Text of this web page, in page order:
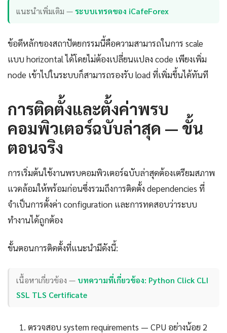
แนะนำเพิ่มเติม —ระบบเทรดของ iCafeForex
ข้อดีหลักของสถาปัตยกรรมนี้คือความสามารถในการ scale
แบบ horizontal ได้โดยไม่ต้องเปลี่ยนแปลง code เพียงเพิ่ม
node เข้าไปในระบบก็สามารถรองรับ load ที่เพิ่มขึ้นได้ทันที
การติดตั้งและตั้งค่าพรบ
คอมพิวเตอร์ฉบับล่าสุด — ขั้น
ตอนจริง
การเริ่มต้นใช้งานพรบคอมพิวเตอร์ฉบับล่าสุดต้องเตรียมสภาพ
แวดล้อมให้พร้อมก่อนซึ่งรวมถึงการติดตั้ง dependencies ที่
จำเป็นการตั้งค่า configuration และการทดสอบว่าระบบ
ทำงานได้ถูกต้อง
ขั้นตอนการติดตั้งที่แนะนำมีดังนี้:
เนื้อหาเกี่ยวข้อง — บทความที่เกี่ยวข้อง: Python Click CLI
SSL TLS Certificate
ตรวจสอบ system requirements — CPU อย่างน้อย 2